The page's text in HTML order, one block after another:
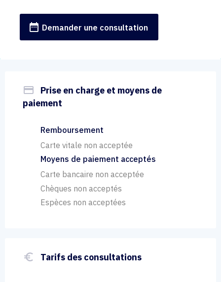
date_range Demander une consultation
payment
Prise en charge et moyens de
paiement
Remboursement
Carte vitale non acceptée
Moyens de paiement acceptés
Carte bancaire non acceptée
Chèques non acceptés
Espèces non acceptées
euro_symbol Tarifs des consultations